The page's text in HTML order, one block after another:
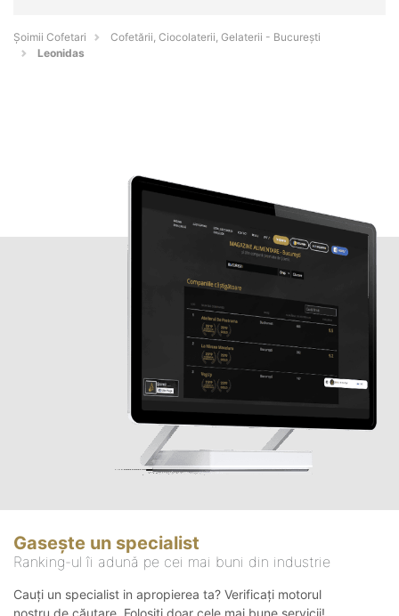
Șoimii Cofetari
Cofetării, Ciocolaterii, Gelaterii - Bucureşti
Leonidas
Gasește un specialist
Ranking-ul îi adună pe cei mai buni din industrie
Cauți un specialist in apropierea ta? Verificați motorul
nostru de căutare. Folosiți doar cele mai bune servicii!